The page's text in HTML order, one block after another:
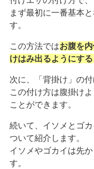
まず最初に一番基本
す。
この方法ではお腹を
けはみ出るようにす
次に、「背掛け」の
この付け方は腹掛け
ことができます。
続いて、イソメとゴ
ついて紹介します。
イソメやゴカイは先
す。